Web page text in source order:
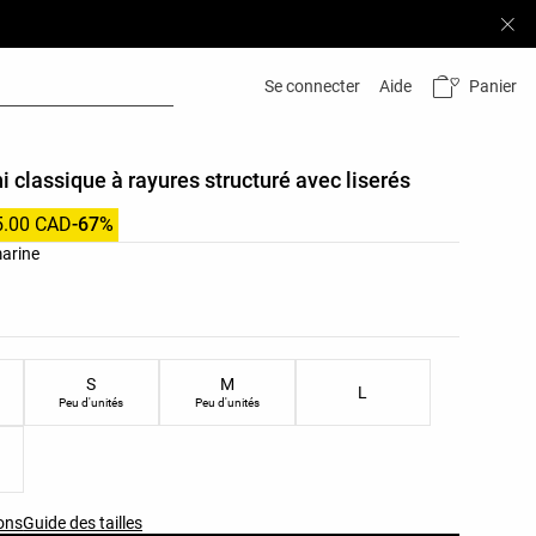
Se connecter Aide Panier
du produit
classique à rayures structuré avec liserés
CAD-67%
du produit
S
Peu d'unités
M
Peu d'unités
L
Guide des tailles